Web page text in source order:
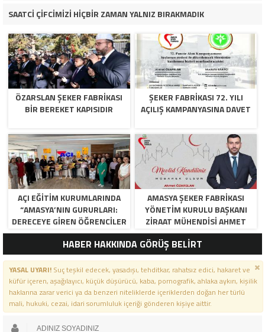
SAATCİ ÇİFCİMİZİ HİÇBİR ZAMAN YALNIZ BIRAKMADIK
ÖZARSLAN ŞEKER FABRİKASI
BİR BEREKET KAPISIDIR
ŞEKER FABRİKASI 72. YILI
AÇILIŞ KAMPANYASINA DAVET
AÇI EĞİTİM KURUMLARINDA
“AMASYA’NIN GURURLARI:
DERECEYE GIREN ÖĞRENCILER
İÇIN ANLAMLI TÖREN”
AMASYA ŞEKER FABRIKASI
YÖNETIM KURULU BAŞKANI
ZIRAAT MÜHENDISI AHMET
ÖZARSLAN’IN MEVLID KANDILI
MESAJI
HABER HAKKINDA GÖRÜŞ BELİRT
YASAL UYARI!Suç teşkil edecek, yasadışı, tehditkar, rahatsız edici, hakaret ve
küfür içeren, aşağılayıcı, küçük düşürücü, kaba, pornografik, ahlaka aykırı, kişilik
haklarına zarar verici ya da benzeri niteliklerde içeriklerden doğan her türlü
mali, hukuki, cezai, idari sorumluluk içeriği gönderen kişiye aittir.